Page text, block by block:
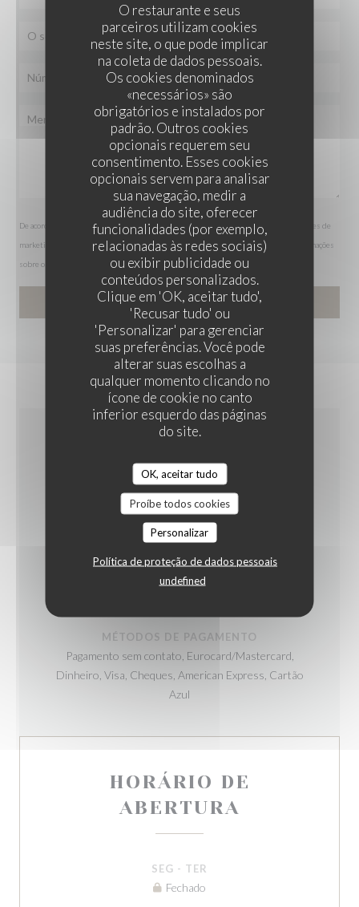
O restaurante e seus
parceiros utilizam cookies
neste site, o que pode implicar
na coleta de dados pessoais.
Os cookies denominados
«necessários» são
obrigatórios e instalados por
padrão. Outros cookies
opcionais requerem seu
consentimento. Esses cookies
opcionais servem para analisar
sua navegação, medir a
audiência do site, oferecer
funcionalidades (por exemplo,
relacionadas às redes sociais)
ou exibir publicidade ou
conteúdos personalizados.
Clique em 'OK, aceitar tudo',
'Recusar tudo' ou
'Personalizar' para gerenciar
suas preferências. Você pode
alterar suas escolhas a
qualquer momento clicando no
ícone de cookie no canto
inferior esquerdo das páginas
do site.
OK, aceitar tudo
Proíbe todos cookies
Personalizar
Política de proteção de dados pessoais
undefined
De acordo com a legislação de proteção de dados, tem o direito de se opor a comunicações de
marketing. Pode registar-se na Lista Robinson através derobinson.pt . Para mais informações
sobre o tratamento dos seus dados, consulte a nossapolítica de privacidade
CULINÁRIA
produtos frescos, Caseiro
SERVIÇOS
Privatização, Acesso para pessoas com mobilidade
MÉTODOS DE PAGAMENTO
Pagamento sem contato, Eurocard/Mastercard,
Dinheiro, Visa, Cheques, American Express, Cartão
Azul
HORÁRIO DE
ABERTURA
SEG - TER
Fechado
LA TABLE DU PAVAIL